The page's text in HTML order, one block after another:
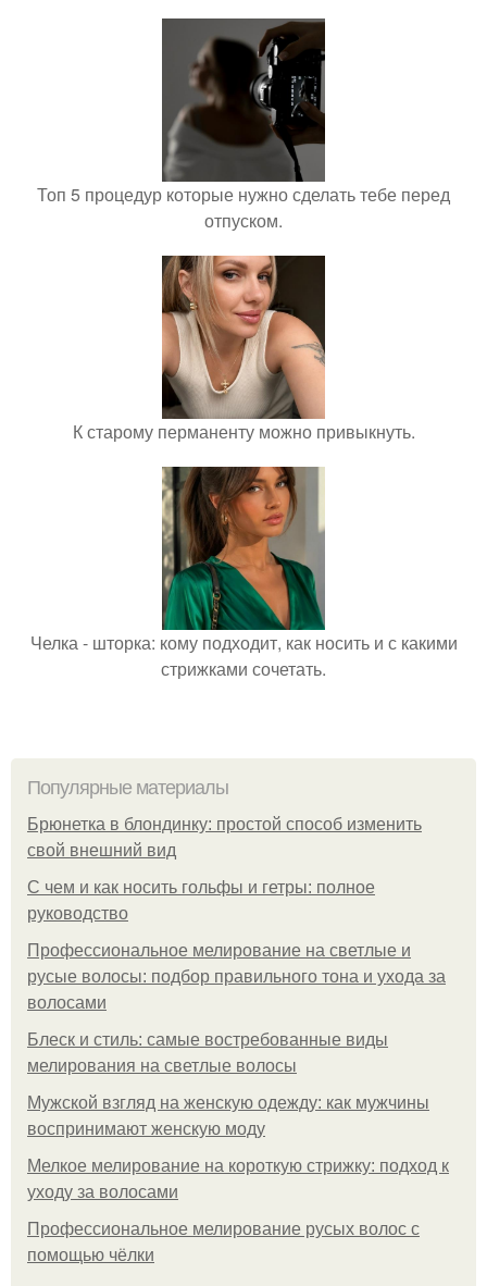
Топ 5 процедур которые нужно сделать тебе перед
отпуском.
К старому перманенту можно привыкнуть.
Челка - шторка: кому подходит, как носить и с какими
стрижками сочетать.
Популярные материалы
Брюнетка в блондинку: простой способ изменить
свой внешний вид
С чем и как носить гольфы и гетры: полное
руководство
Профессиональное мелирование на светлые и
русые волосы: подбор правильного тона и ухода за
волосами
Блеск и стиль: самые востребованные виды
мелирования на светлые волосы
Мужской взгляд на женскую одежду: как мужчины
воспринимают женскую моду
Мелкое мелирование на короткую стрижку: подход к
уходу за волосами
Профессиональное мелирование русых волос с
помощью чёлки